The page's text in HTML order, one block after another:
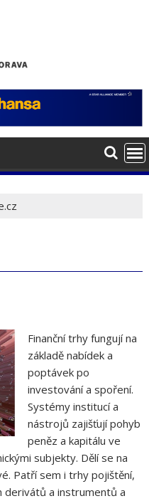
Finanční trhy fungují na
základě nabídek a
poptávek po
investování a spoření.
Systémy institucí a
nástrojů zajišťují pohyb
peněz a kapitálu ve
subjekty. Dělí se na
Patří sem i trhy pojištění,
derivátů a instrumentů a